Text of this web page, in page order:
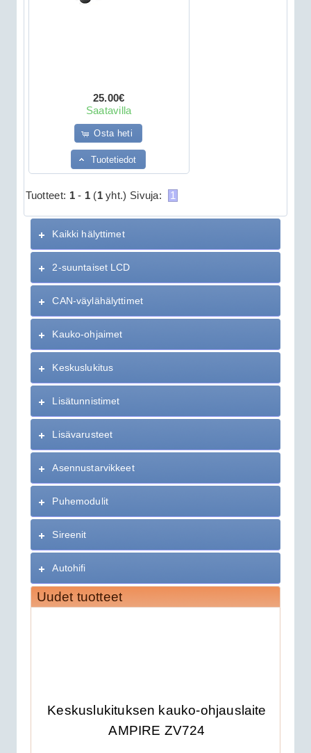
25.00€
Saatavilla
Osta heti
Tuotetiedot
Tuotteet: 1- 1 (1yht.) Sivuja: 1
Kaikki hälyttimet
2-suuntaiset LCD
CAN-väylähälyttimet
Kauko-ohjaimet
Keskuslukitus
Lisätunnistimet
Lisävarusteet
Asennustarvikkeet
Puhemodulit
Sireenit
Autohifi
Uudet tuotteet
Keskuslukituksen kauko-ohjauslaite
AMPIRE ZV724